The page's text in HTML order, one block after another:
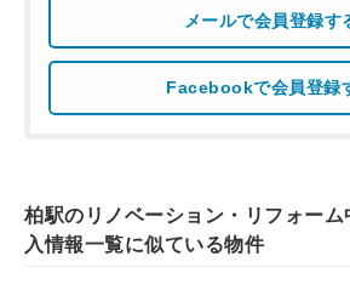
メールで会員登録す
Facebookで会員登録
柏駅のリノベーション・リフォー
入情報一覧に似ている物件